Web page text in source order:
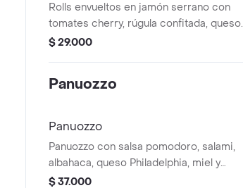
Rolls envueltos en jamón serrano con
tomates cherry, rúgula confitada, queso
Philadelphia, aceite de oliva, vinagre
$ 29.000
Panuozzo
Panuozzo
Panuozzo con salsa pomodoro, salami,
albahaca, queso Philadelphia, miel y
orégano.
$ 37.000